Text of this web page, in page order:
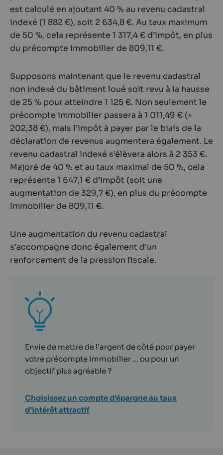
est calculé en ajoutant 40 % au revenu cadastral
indexé (1 882 €), soit 2 634,8 €. Au taux maximum
de 50 %, cela représente 1 317,4 € d’impôt, en plus
du précompte immobilier de 809,11 €.
Supposons maintenant que le revenu cadastral
non indexé du bâtiment loué soit revu à la hausse
de 25 % pour atteindre 1 125 €. Non seulement le
précompte immobilier passera à 1 011,49 € (+
202,38 €), mais l’impôt à payer par le biais de la
déclaration de revenus augmentera également. Le
revenu cadastral indexé s’élèvera alors à 2 353 €.
Majoré de 40 % et au taux maximal de 50 %, cela
représente 1 647,1 € d’impôt (soit une
augmentation de 329,7 €), en plus du précompte
immobilier de 809,11 €.
Une augmentation du revenu cadastral
s’accompagne donc également d’un
renforcement de la pression fiscale.
Envie de mettre de l’argent de côté pour payer
votre précompte immobilier ... ou pour un
objectif plus agréable ?
Choisissez un compte d’épargne au taux
d’intérêt attractif